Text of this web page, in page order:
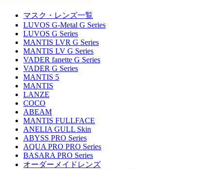
マスク・レンズ一覧
LUVOS G-Metal G Series
LUVOS G Series
MANTIS LVR G Series
MANTIS LV G Series
VADER fanette G Series
VADER G Series
MANTIS 5
MANTIS
LANZE
COCO
ABEAM
MANTIS FULLFACE
ANELIA GULL Skin
ABYSS PRO Series
AQUA PRO PRO Series
BASARA PRO Series
オーダーメイドレンズ